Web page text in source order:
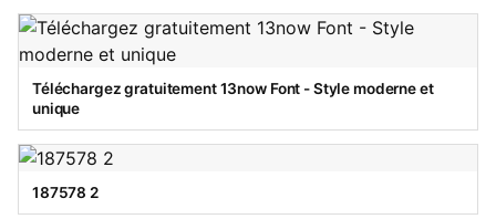
Téléchargez gratuitement 13now Font - Style moderne et
unique
187578 2